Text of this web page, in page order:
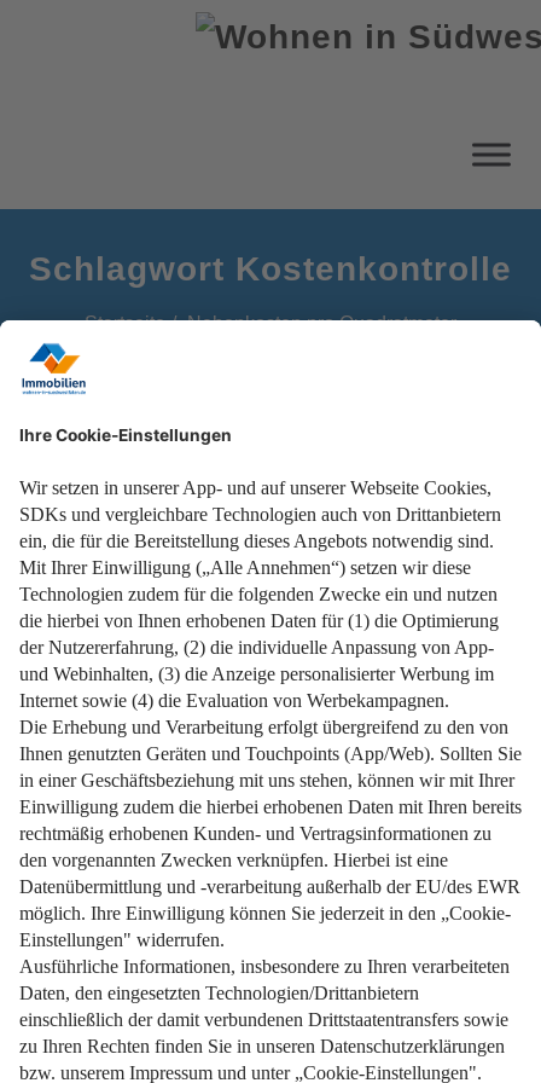
Schlagwort Kostenkontrolle
Startseite Nebenkosten pro Quadratmeter
Prüfen Sie Ihre Abrechnung, um Ihre Kosten zu
kontrollieren!
Weiterlesen
Impressum Datenschutz Nutzungsbedingungen
Pflichtinformationen AGB Über uns Bildquellen
Barrierefreiheit Widerrufsformular
Cookie-Einstellungen